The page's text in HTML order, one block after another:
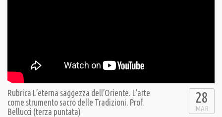
Rubrica L’eterna saggezza dell’Oriente. L’arte
come strumento sacro delle Tradizioni. Prof.
Bellucci (terza puntata)
28
MAR